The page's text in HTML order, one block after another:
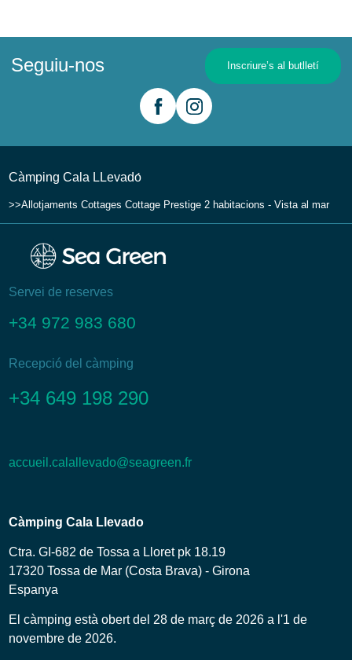
Seguiu-nos Inscriure’s al butlletí
Càmping Cala LLevadо́
Allotjaments Cottages Cottage Prestige 2 habitacions - Vista al mar
Servei de reserves
+34 972 983 680
Recepció del càmping
+34 649 198 290
accueil.calallevado@seagreen.fr
Càmping Cala Llevado
Ctra. GI-682 de Tossa a Lloret pk 18.19
17320 Tossa de Mar (Costa Brava) - Girona
Espanya
El càmping està obert del 28 de març de 2026 a l'1 de
novembre de 2026.